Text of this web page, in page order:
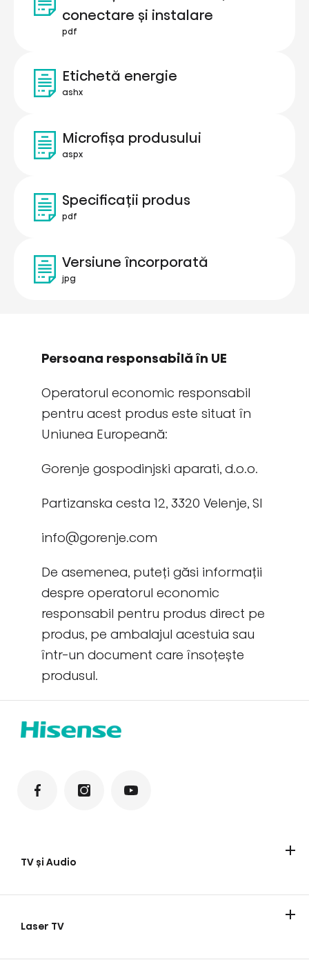
conectare și instalare
pdf
Etichetă energie
ashx
Microfișa produsului
aspx
Specificații produs
pdf
Versiune încorporată
jpg
Persoana responsabilă în UE
Operatorul economic responsabil
pentru acest produs este situat în
Uniunea Europeană:
Gorenje gospodinjski aparati, d.o.o.
Partizanska cesta 12, 3320 Velenje, SI
info@gorenje.com
De asemenea, puteți găsi informații
despre operatorul economic
responsabil pentru produs direct pe
produs, pe ambalajul acestuia sau
într-un document care însoțește
produsul.
TV și Audio
Laser TV